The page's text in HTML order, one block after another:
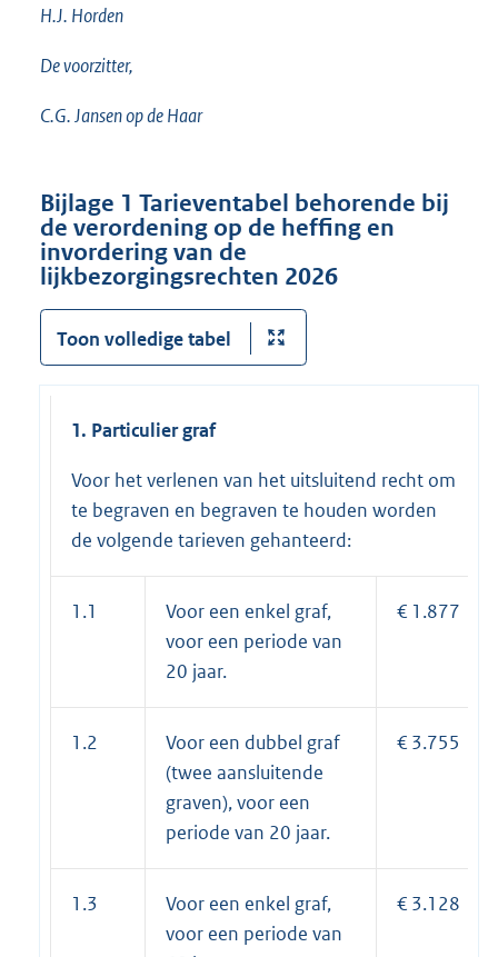
H.J. Horden
De voorzitter,
C.G. Jansen op de Haar
Bijlage 1 Tarieventabel behorende bij
de verordening op de heffing en
invordering van de
lijkbezorgingsrechten 2026
Toon volledige tabel
1. Particulier graf
Voor het verlenen van het uitsluitend recht om
te begraven en begraven te houden worden
de volgende tarieven gehanteerd:
1.1
Voor een enkel graf,
voor een periode van
20 jaar.
€ 1.877
1.2
Voor een dubbel graf
(twee aansluitende
graven), voor een
periode van 20 jaar.
€ 3.755
1.3
Voor een enkel graf,
voor een periode van
€ 3.128